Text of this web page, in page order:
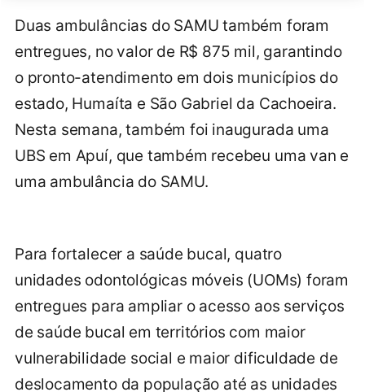
Duas ambulâncias do SAMU também foram
entregues, no valor de R$ 875 mil, garantindo
o pronto-atendimento em dois municípios do
estado, Humaíta e São Gabriel da Cachoeira.
Nesta semana, também foi inaugurada uma
UBS em Apuí, que também recebeu uma van e
uma ambulância do SAMU.
Para fortalecer a saúde bucal, quatro
unidades odontológicas móveis (UOMs) foram
entregues para ampliar o acesso aos serviços
de saúde bucal em territórios com maior
vulnerabilidade social e maior dificuldade de
deslocamento da população até as unidades